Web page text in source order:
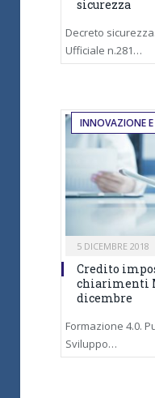
sicurezza
Decreto
Ufficiale n.281…
INNOVAZIONE
5 DICEMBRE 2018
Credito
chiarimenti
dicembre
Formazione 4.0.
Sviluppo…